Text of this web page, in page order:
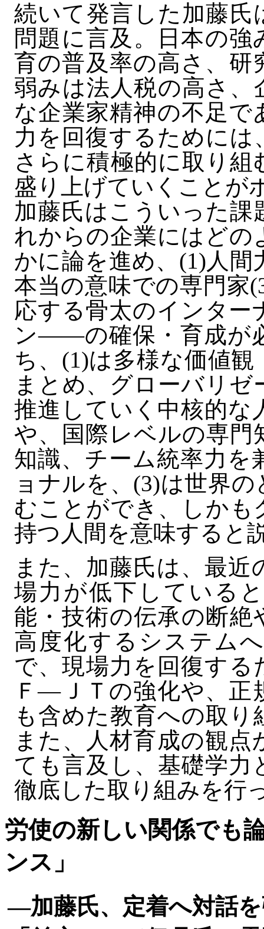
続いて発言した加藤氏
問題に言及。日本の
育の普及率の高さ、研
弱みは法人税の高さ、
な企業家精神の不足
力を回復するために
さらに積極的に取り
盛り上げていくことが
加藤氏はこういった
れからの企業にはどの
かに論を進め、(1)人
本当の意味での専門家
応する骨太のインタ
ン――の確保・育成が
ち、(1)は多様な価値
まとめ、グローバリ
推進していく中核的な
や、国際レベルの専門
知識、チーム統率力を
ョナルを、(3)は世界
むことができ、しか
持つ人間を意味すると
また、加藤氏は、最
場力が低下している
能・技術の伝承の断絶
高度化するシステム
で、現場力を回復す
Ｆ―ＪＴの強化や、正
も含めた教育への取
また、人材育成の観
ても言及し、基礎学力
徹底した取り組みを行
労使の新しい関係でも
ンス」
―加藤氏、定着へ対話